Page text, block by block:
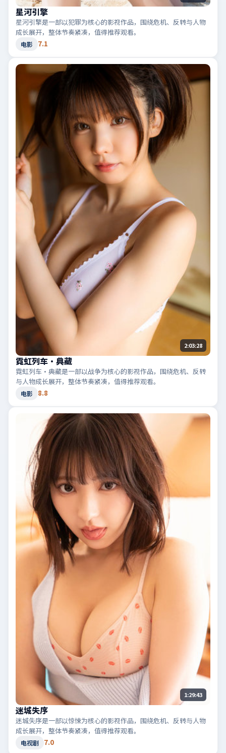
星河引擎
星河引擎是一部以犯罪为核心的影视作品，围绕危机、反转与人物
成长展开，整体节奏紧凑，值得推荐观看。
电影 7.1
2:03:28
霓虹列车·典藏
霓虹列车·典藏是一部以战争为核心的影视作品，围绕危机、反转
与人物成长展开，整体节奏紧凑，值得推荐观看。
电影 8.8
1:29:43
迷城失序
迷城失序是一部以惊悚为核心的影视作品，围绕危机、反转与人物
成长展开，整体节奏紧凑，值得推荐观看。
电视剧 7.0